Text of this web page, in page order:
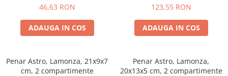
46,63 RON
ADAUGA IN COS
123,55 RON
ADAUGA IN COS
Penar Astro, Lamonza, 21x9x7
cm, 2 compartimente
Penar Astro, Lamonza,
20x13x5 cm, 2 compartimente